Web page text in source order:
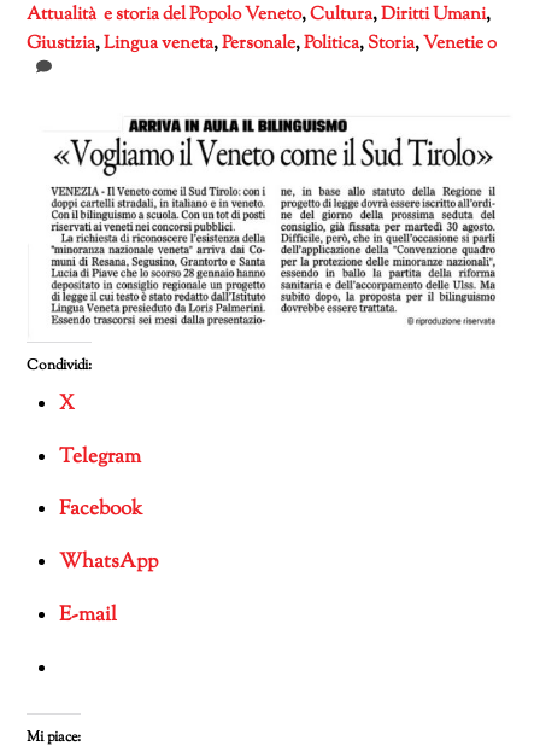
Attualità e storia del Popolo Veneto,Cultura,Diritti Umani,
Giustizia,Lingua veneta,Personale,Politica,Storia,Venetie0
Condividi:
X
Telegram
Facebook
WhatsApp
E-mail
Mi piace: